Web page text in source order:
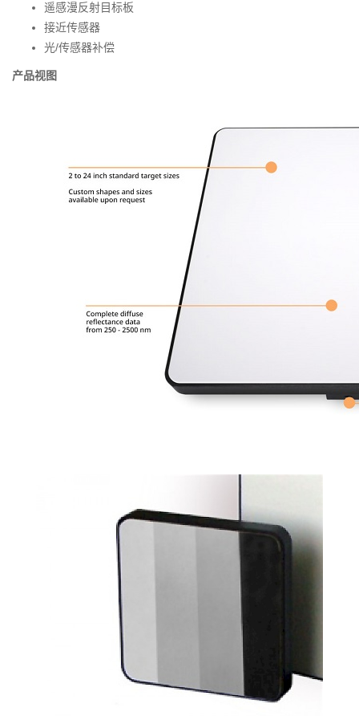
遥感漫反射目标板
接近传感器
光/传感器补偿
产品视图